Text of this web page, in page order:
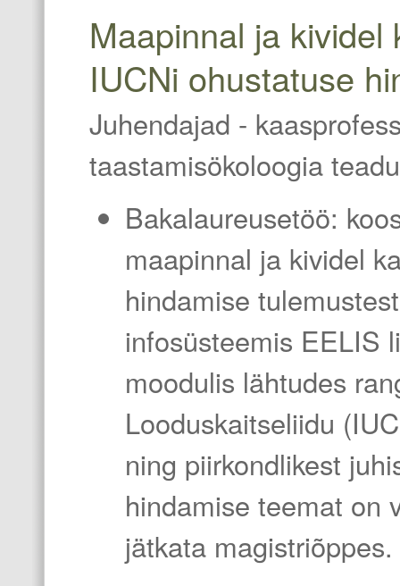
Maapinnal ja
IUCNi ohustatuse
Juhendajad -
taastamisökoloogia
Bakalaureusetöö:
maapinnal ja kividel
hindamise
infosüsteemis EELIS
moodulis lähtudes
Looduskaitseliidu
ning piirkondlikest
hindamise teemat on
jätkata magistriõppes.